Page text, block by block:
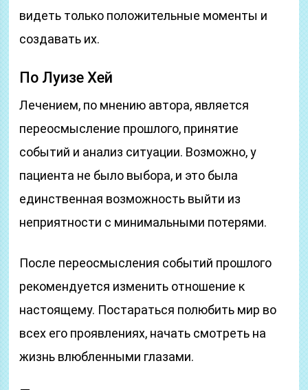
видеть только положительные моменты и
создавать их.
По Луизе Хей
Лечением, по мнению автора, является
переосмысление прошлого, принятие
событий и анализ ситуации. Возможно, у
пациента не было выбора, и это была
единственная возможность выйти из
неприятности с минимальными потерями.
После переосмысления событий прошлого
рекомендуется изменить отношение к
настоящему. Постараться полюбить мир во
всех его проявлениях, начать смотреть на
жизнь влюбленными глазами.